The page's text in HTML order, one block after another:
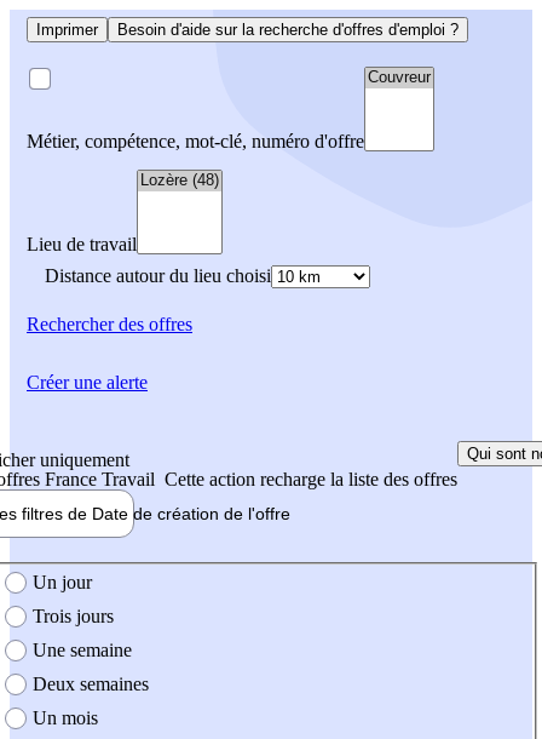
Imprimer Besoin d'aide sur la recherche d'offres d'emploi ?
Métier, compétence, mot-clé, numéro d'offre
Lieu de travail
Distance autour du lieu choisi
Rechercherdes offres
uniquement
France Travail Cette action recharge la liste des offres
Qui sont
filtres de Date de création de l'offre
création de l'offre
Un jour
Trois jours
Une semaine
Deux semaines
Un mois
Créer une alerte